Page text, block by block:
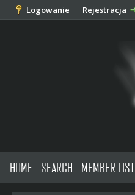
Logowanie Rejestracja
HOME SEARCH MEMBER LIST